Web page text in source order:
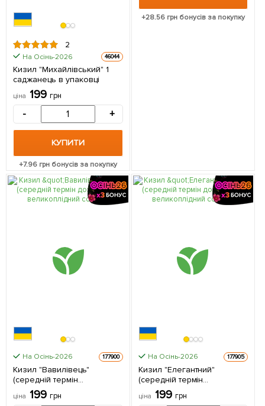
2
На Осінь-2026 46044
Кизил "Михайлівський" 1
саджанець в упаковці
ціна 199 грн
- +
КУПИТИ
+7.96 грн бонусів за покупку
+28.56 грн бонусів за покупку
На Осінь-2026 177900
Кизил "Вавилівець"
(середній термін
дозрівання, великоплідний
сорт) 1 саджанець в
ціна 199 грн
На Осінь-2026 177905
Кизил "Елегантний"
(середній термін
дозрівання, великоплідний
сорт) 1 саджанець в
ціна 199 грн